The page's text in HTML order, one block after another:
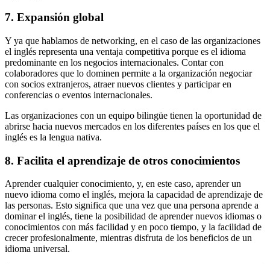
7. Expansión global
Y ya que hablamos de networking, en el caso de las organizaciones
el inglés representa una ventaja competitiva porque es el idioma
predominante en los negocios internacionales. Contar con
colaboradores que lo dominen permite a la organización negociar
con socios extranjeros, atraer nuevos clientes y participar en
conferencias o eventos internacionales.
Las organizaciones con un equipo bilingüe tienen la oportunidad de
abrirse hacia nuevos mercados en los diferentes países en los que el
inglés es la lengua nativa.
8. Facilita el aprendizaje de otros conocimientos
Aprender cualquier conocimiento, y, en este caso, aprender un
nuevo idioma como el inglés, mejora la capacidad de aprendizaje de
las personas. Esto significa que una vez que una persona aprende a
dominar el inglés, tiene la posibilidad de aprender nuevos idiomas o
conocimientos con más facilidad y en poco tiempo, y la facilidad de
crecer profesionalmente, mientras disfruta de los beneficios de un
idioma universal.